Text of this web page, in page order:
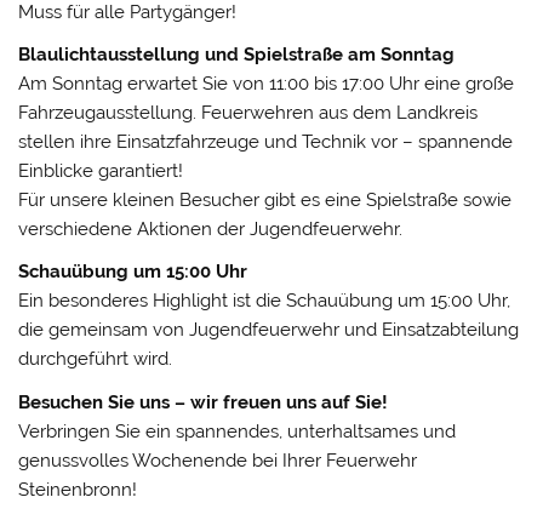
Muss für alle Partygänger!
Blaulichtausstellung und Spielstraße am Sonntag
Am Sonntag erwartet Sie von 11:00 bis 17:00 Uhr eine große
Fahrzeugausstellung. Feuerwehren aus dem Landkreis
stellen ihre Einsatzfahrzeuge und Technik vor – spannende
Einblicke garantiert!
Für unsere kleinen Besucher gibt es eine Spielstraße sowie
verschiedene Aktionen der Jugendfeuerwehr.
Schauübung um 15:00 Uhr
Ein besonderes Highlight ist die Schauübung um 15:00 Uhr,
die gemeinsam von Jugendfeuerwehr und Einsatzabteilung
durchgeführt wird.
Besuchen Sie uns – wir freuen uns auf Sie!
Verbringen Sie ein spannendes, unterhaltsames und
genussvolles Wochenende bei Ihrer Feuerwehr
Steinenbronn!